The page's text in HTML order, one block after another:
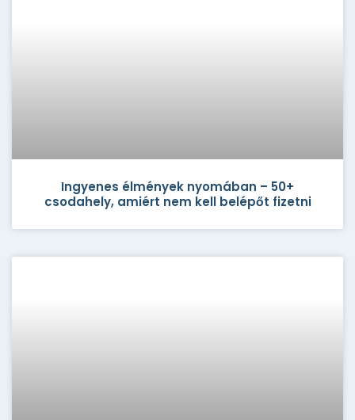
Ingyenes élmények nyomában – 50+
csodahely, amiért nem kell belépőt fizetni